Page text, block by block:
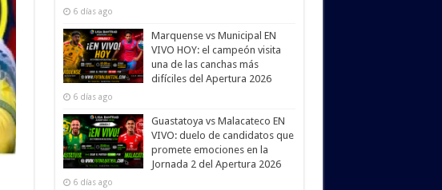
6 días ago
Marquense vs Municipal EN
VIVO HOY: el campeón visita
una de las canchas más
difíciles del Apertura 2026
6 días ago
Guastatoya vs Malacateco EN
VIVO: duelo de candidatos que
promete emociones en la
Jornada 2 del Apertura 2026
6 días ago